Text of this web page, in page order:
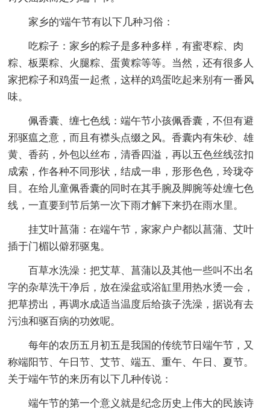
家乡的'端午节有以下几种习俗：
吃粽子：家乡的粽子是多种多样，有蜜枣粽、肉
粽、板栗粽、火腿粽、蛋黄粽等等。当然，还有很多人
家把粽子和鸡蛋一起煮，这样的鸡蛋吃起来别有一番风
味。
佩香囊、缠七色线：端午节小孩佩香囊，不但有避
邪驱瘟之意，而且有襟头点缀之风。香囊内有朱砂、雄
黄、香药，外包以丝布，清香四溢，再以五色丝线弦扣
成索，作各种不同形状，结成一串，形形色色，玲珑夺
目。在给儿童佩香囊的同时在其手腕及脚腕等处缠七色
线，一直要到节后第一次下雨才解下来扔在雨水里。
挂艾叶菖蒲：在端午节，家家户户都以菖蒲、艾叶
插于门楣以僻邪驱鬼。
百草水洗澡：把艾草、菖蒲以及其他一些叫不出名
字的杂草洗干净后，放在澡盆或浴缸里用热水烫一会，
把草捞出，再调水成适当温度后给孩子洗澡，据说有去
污浊和驱百病的功效呢。
每年的农历五月初五是我国的传统节日端午节，又
称端阳节、午日节、艾节、端五、重午、午日、夏节。
关于端午节的来历有以下几种传说：
端午节的第一个意义就是纪念历史上伟大的民族诗